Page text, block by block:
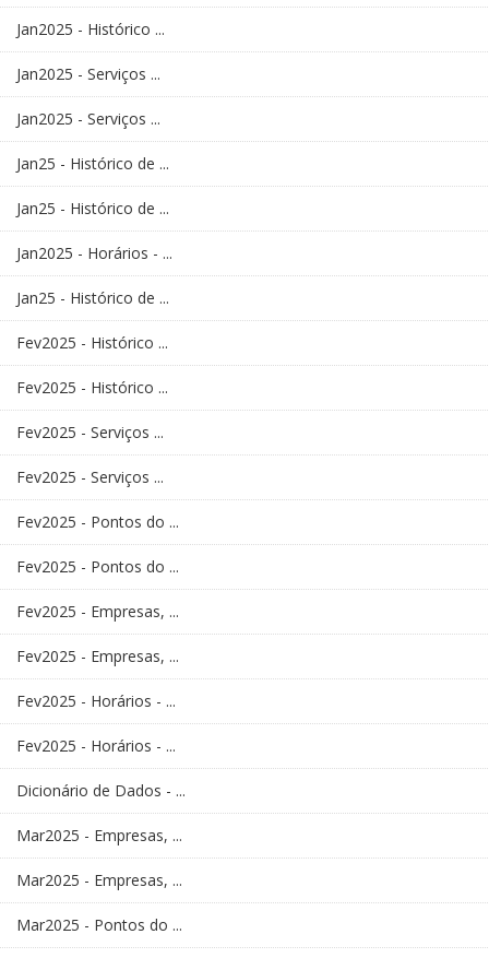
Jan2025 - Histórico ...
Jan2025 - Serviços ...
Jan2025 - Serviços ...
Jan25 - Histórico de ...
Jan25 - Histórico de ...
Jan2025 - Horários - ...
Jan25 - Histórico de ...
Fev2025 - Histórico ...
Fev2025 - Histórico ...
Fev2025 - Serviços ...
Fev2025 - Serviços ...
Fev2025 - Pontos do ...
Fev2025 - Pontos do ...
Fev2025 - Empresas, ...
Fev2025 - Empresas, ...
Fev2025 - Horários - ...
Fev2025 - Horários - ...
Dicionário de Dados - ...
Mar2025 - Empresas, ...
Mar2025 - Empresas, ...
Mar2025 - Pontos do ...